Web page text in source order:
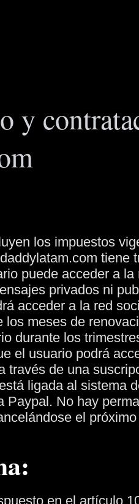
y
los impuestos
tiene
puede acceder a
privados ni
acceder a la red
meses de
durante los
el usuario podrá
través de una
ligada al sistema
No hay
el
en el artículo